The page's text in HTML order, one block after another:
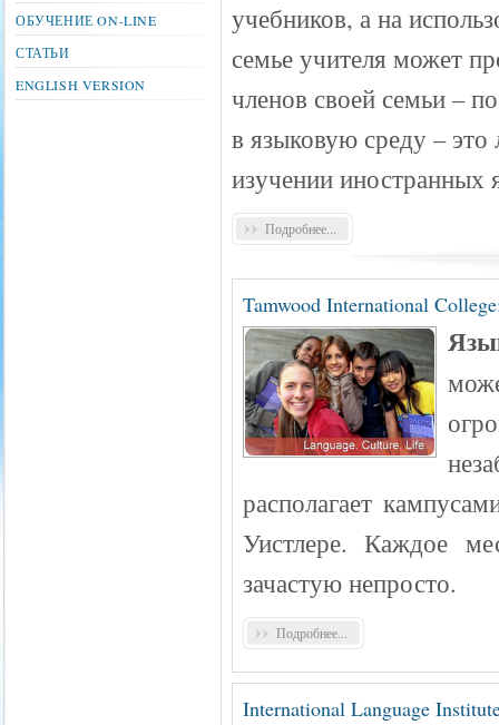
учебников, а на
семье учителя может
членов своей семьи –
в языковую среду – это
изучении иностранных
Подробнее...
Tamwood International
располагает
Уистлере. Каждое
зачастую непросто.
Подробнее...
International Language
ОБУЧЕНИЕ ON-LINE
СТАТЬИ
ENGLISH VERSION